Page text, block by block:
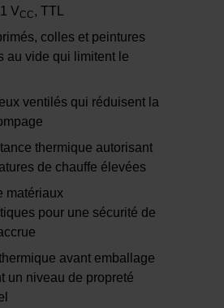
VCC, TTL
colles et peintures
au vide qui limitent le
ventilés qui réduisent la
thermique autorisant
de chauffe élevées
matériaux
pour une sécurité de
avant emballage
un niveau de propreté